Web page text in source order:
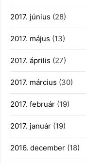
2017. június (28)
2017. május (13)
2017. április (27)
2017. március (30)
2017. február (19)
2017. január (19)
2016. december (18)